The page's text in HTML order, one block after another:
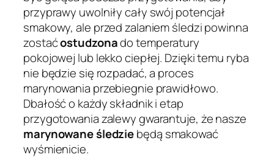
przyprawy uwolniły cały swój potencjał
smakowy, ale przed zalaniem śledzi powinna
zostaćostudzonado temperatury
pokojowej lub lekko ciepłej. Dzięki temu ryba
nie będzie się rozpadać, a proces
marynowania przebiegnie prawidłowo.
Dbałość o każdy składnik i etap
przygotowania zalewy gwarantuje, że nasze
marynowane śledziebędą smakować
wyśmienicie.